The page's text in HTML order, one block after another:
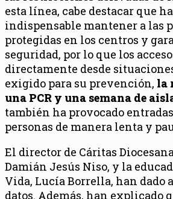
esta línea, cabe destacar que
indispensable mantener a las
protegidas en los centros y
seguridad, por lo que los
directamente desde
exigido para su prevención, la
una PCR y una semana de
también ha provocado
personas de manera lenta y
El director de Cáritas
Damián Jesús Niso, y la
Vida, Lucía Borrella, han dado
datos. Además, han explicado